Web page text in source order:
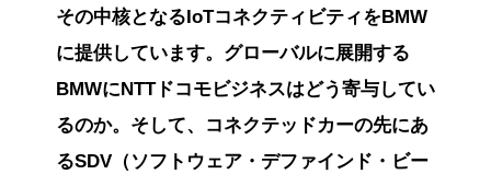
その中核となるIoTコネクティビティをBMW
に提供しています。グローバルに展開する
BMWにNTTドコモビジネスはどう寄与してい
るのか。そして、コネクテッドカーの先にあ
るSDV（ソフトウェア・デファインド・ビー